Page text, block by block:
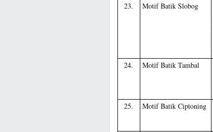
23.
Motif Batik Slobog
24.
Motif Batik Tambal
25.
Motif Batik Ciptoning